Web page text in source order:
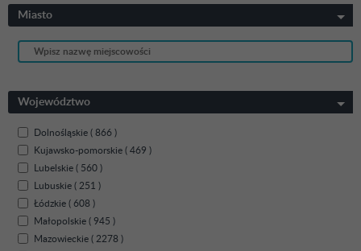
Miasto
Województwo
Dolnośląskie ( 866 )
Kujawsko-pomorskie ( 469 )
Lubelskie ( 560 )
Lubuskie ( 251 )
Łódzkie ( 608 )
Małopolskie ( 945 )
Mazowieckie ( 2278 )